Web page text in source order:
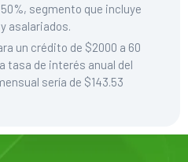
segmento que incluye
asalariados.
un crédito de $2000 a 60
tasa de interés anual del
sería de $143.53